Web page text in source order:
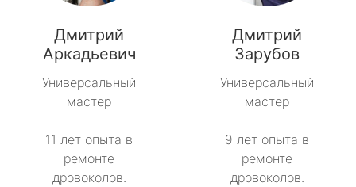
Дмитрий
Аркадьевич
Универсальный
мастер
11 лет опыта в
ремонте
дровоколов.
Дмитрий
Зарубов
Универсальный
мастер
9 лет опыта в
ремонте
дровоколов.